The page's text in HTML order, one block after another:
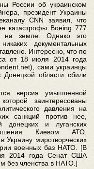
России об украинском
президент Украины
CNN заявил, что
катастрофы Boeing 777
на земле. Однако это
документальных
Интересно, что по
от 18 июля 2014 года
сами украинцы
области сбили
версия умышленной
заинтересованы
давления на
санкций против нее,
донецких и луганских
Киевом АТО,
Украину миротворческих
военных баз НАТО. [В
2014 года Сенат США
без членства в НАТО.]